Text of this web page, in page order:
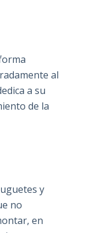
al
a su
de la
y
no
en